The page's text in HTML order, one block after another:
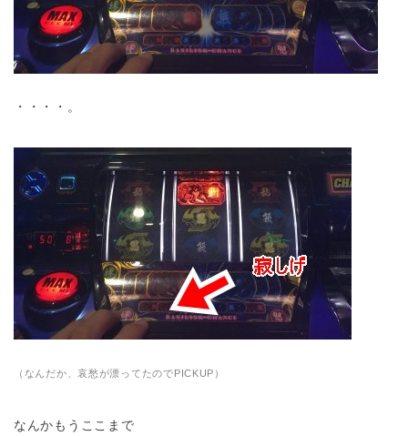
・・・・。
（なんだか、哀愁が漂ってたのでPICKUP）
なんかもうここまで